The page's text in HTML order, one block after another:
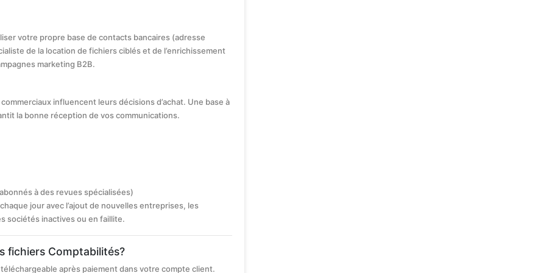
votre propre base de contacts bancaires (adresse
de la location de fichiers ciblés et de l’enrichissement
marketing B2B.
influencent leurs décisions d’achat. Une base à
la bonne réception de vos communications.
à des revues spécialisées)
jour avec l’ajout de nouvelles entreprises, les
sociétés inactives ou en faillite.
fichiers Comptabilités?
après paiement dans votre compte client.